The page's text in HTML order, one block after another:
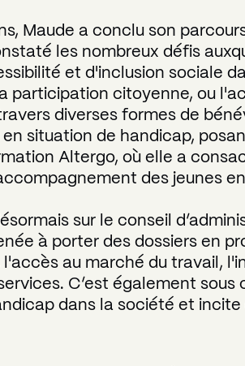
Maude a conclu son
les nombreux défis
et d'inclusion sociale
participation citoyenne, ou
diverses formes de
situation de handicap,
Altergo, où elle a
des jeunes
sur le conseil
à porter des dossiers en
au marché du travail,
C’est également
dans la société et